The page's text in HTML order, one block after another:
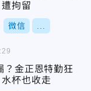
遭拘留
微信
？金正恩特勤狂
杯也收走